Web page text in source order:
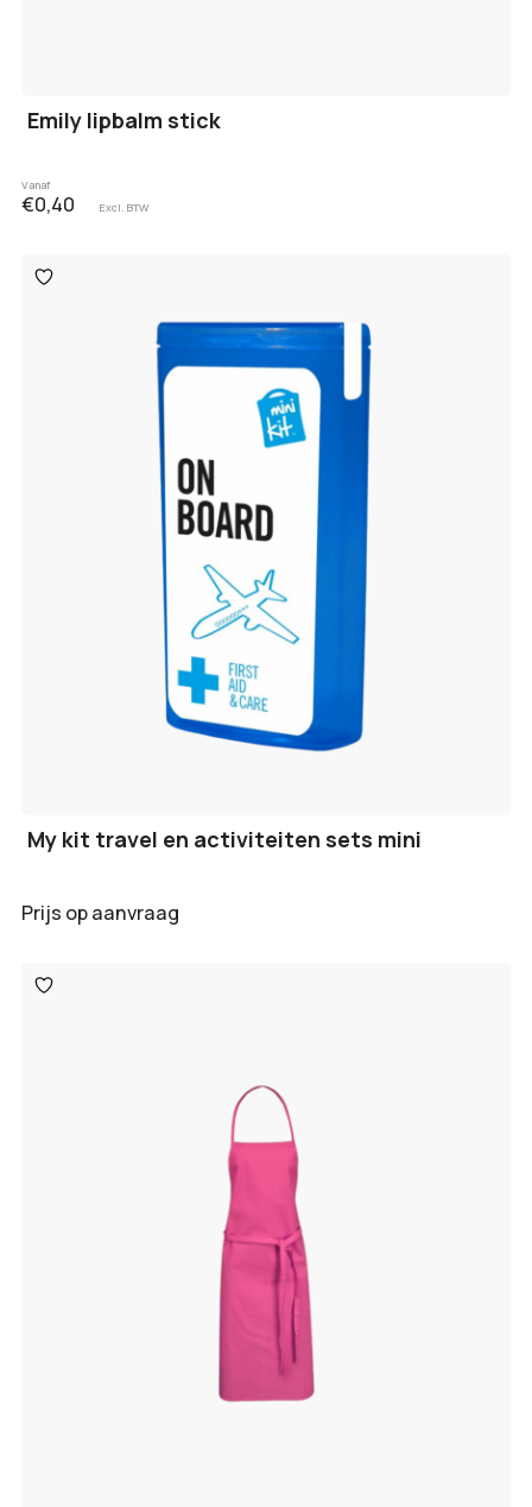
Emily lipbalm stick
Vanaf
€0,40 Excl. BTW
Toevoegen
aan
My kit travel en activiteiten sets mini
Prijs op aanvraag
Toevoegen
aan